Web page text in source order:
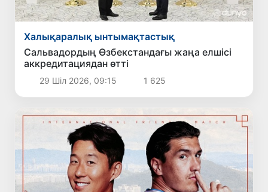
Халықаралық ынтымақтастық
Сальвадордың Өзбекстандағы жаңа елшісі
аккредитациядан өтті
29 Шіл 2026, 09:15 1 625